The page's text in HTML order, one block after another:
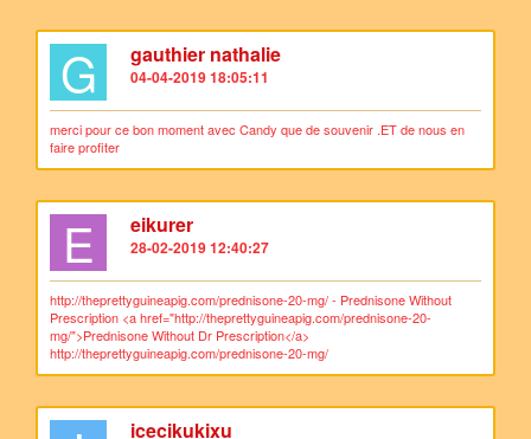
G gauthier nathalie
04-04-2019 18:05:11
merci pour ce bon moment avec Candy que de souvenir .ET de nous en
faire profiter
E eikurer
28-02-2019 12:40:27
http://theprettyguineapig.com/prednisone-20-mg/ - Prednisone Without
Prescription <a href="http://theprettyguineapig.com/prednisone-20-
mg/">Prednisone Without Dr Prescription</a>
http://theprettyguineapig.com/prednisone-20-mg/
icecikukixu